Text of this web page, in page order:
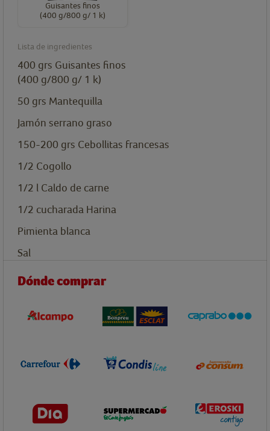
Guisantes finos
(400 g/800 g/ 1 k)
Lista de ingredientes
400 grs Guisantes finos
(400 g/800 g/ 1 k)
50 grs Mantequilla
Jamón serrano graso
150-200 grs Cebollitas francesas
1/2 Cogollo
1/2 l Caldo de carne
1/2 cucharada Harina
Pimienta blanca
Sal
Dónde comprar